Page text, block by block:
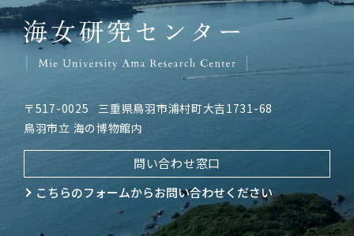
〒517-0025
三重県鳥羽市浦村町大吉1731-68
鳥羽市立 海の博物館内
問い合わせ窓口
こちらのフォームからお問い合わせください